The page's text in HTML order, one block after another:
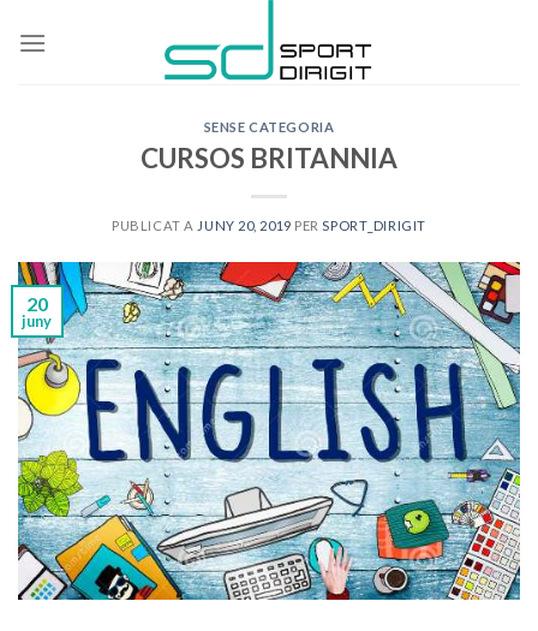
SENSE CATEGORIA
CURSOS BRITANNIA
PUBLICAT A JUNY 20, 2019 PER SPORT_DIRIGIT
20
juny